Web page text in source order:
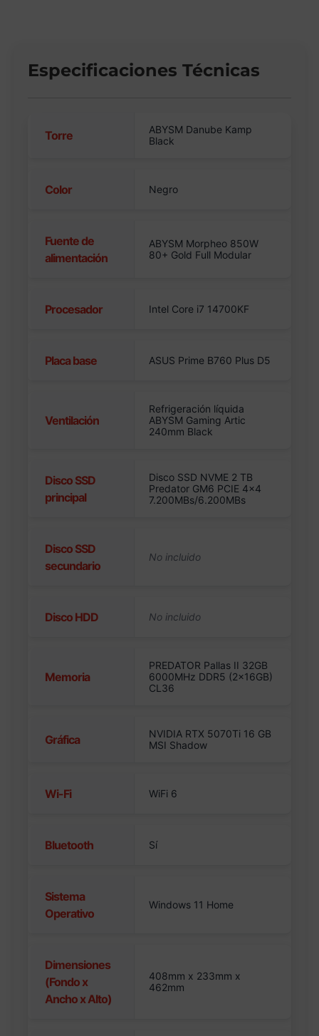
Especificaciones Técnicas
Torre
ABYSM Danube Kamp
Black
Color Negro
Fuente de
alimentación
ABYSM Morpheo 850W
80+ Gold Full Modular
Procesador Intel Core i7 14700KF
Placa base ASUS Prime B760 Plus D5
Ventilación
Refrigeración líquida
ABYSM Gaming Artic
240mm Black
Disco SSD
principal
Disco SSD NVME 2 TB
Predator GM6 PCIE 4×4
7.200MBs/6.200MBs
Disco SSD
secundario
Disco HDD
Memoria
PREDATOR Pallas II 32GB
6000MHz DDR5 (2x16GB)
CL36
Gráfica
NVIDIA RTX 5070Ti 16 GB
MSI Shadow
Wi-Fi WiFi 6
Bluetooth Sí
Sistema
Operativo
Windows 11 Home
Dimensiones
(Fondo x
Ancho x Alto)
408mm x 233mm x
462mm